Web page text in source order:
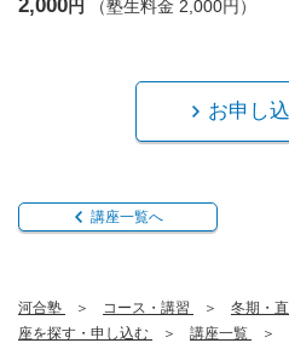
2,000円 （塾生料金 2,000円）
お申し
講座一覧へ
河合塾 コース・講習 冬期・
座を探す・申し込む
講座一覧